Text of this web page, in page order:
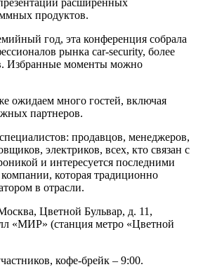
продуктов.
год, эта конференция собрала
рынка car-security, более
Избранные моменты можно
ожидаем много гостей, включая
партнеров.
продавцов, менеджеров,
электриков, всех, кто связан c
и интересуется последними
которая традиционно
в отрасли.
Цветной Бульвар, д. 11,
«МИР» (станция метро «Цветной
кофе-брейк – 9:00.